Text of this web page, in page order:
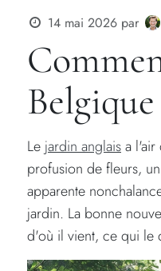
14 mai 2026 par
Belgique
Le jardin anglaisa l'air
profusion de fleurs,
apparente
jardin. La bonne
d'où il vient, ce qui le